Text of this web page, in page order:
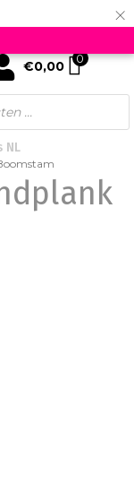
×
account
€0,00 0
NL